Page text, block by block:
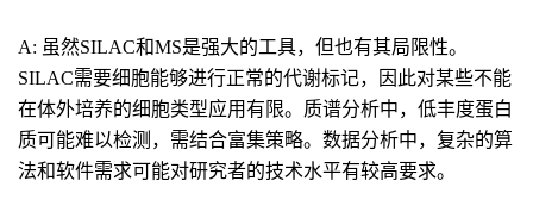
A: 虽然SILAC和MS是强大的工具，但也有其局限性。
SILAC需要细胞能够进行正常的代谢标记，因此对某些不能
在体外培养的细胞类型应用有限。质谱分析中，低丰度蛋白
质可能难以检测，需结合富集策略。数据分析中，复杂的算
法和软件需求可能对研究者的技术水平有较高要求。